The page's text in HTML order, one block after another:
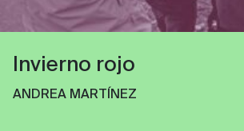
Invierno rojo
ANDREA MARTÍNEZ